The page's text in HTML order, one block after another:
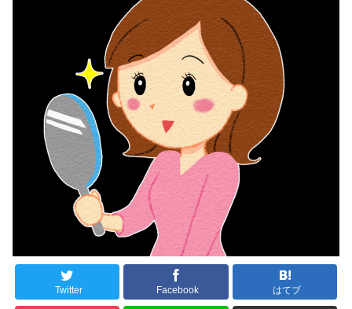
Twitter Facebook はてブ